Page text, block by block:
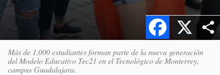
X
Facebook
Más de 1,000 estudiantes forman parte de la nueva generación
del Modelo Educativo Tec21 en el Tecnológico de Monterrey,
campus Guadalajara.